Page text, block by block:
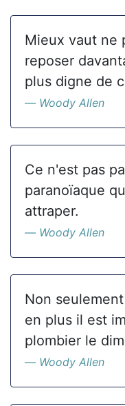
Mieux vaut ne
reposer
plus digne de
Woody Allen
Ce n'est pas
paranoïaque
attraper.
Woody Allen
Non
en plus il est
plombier le
Woody Allen